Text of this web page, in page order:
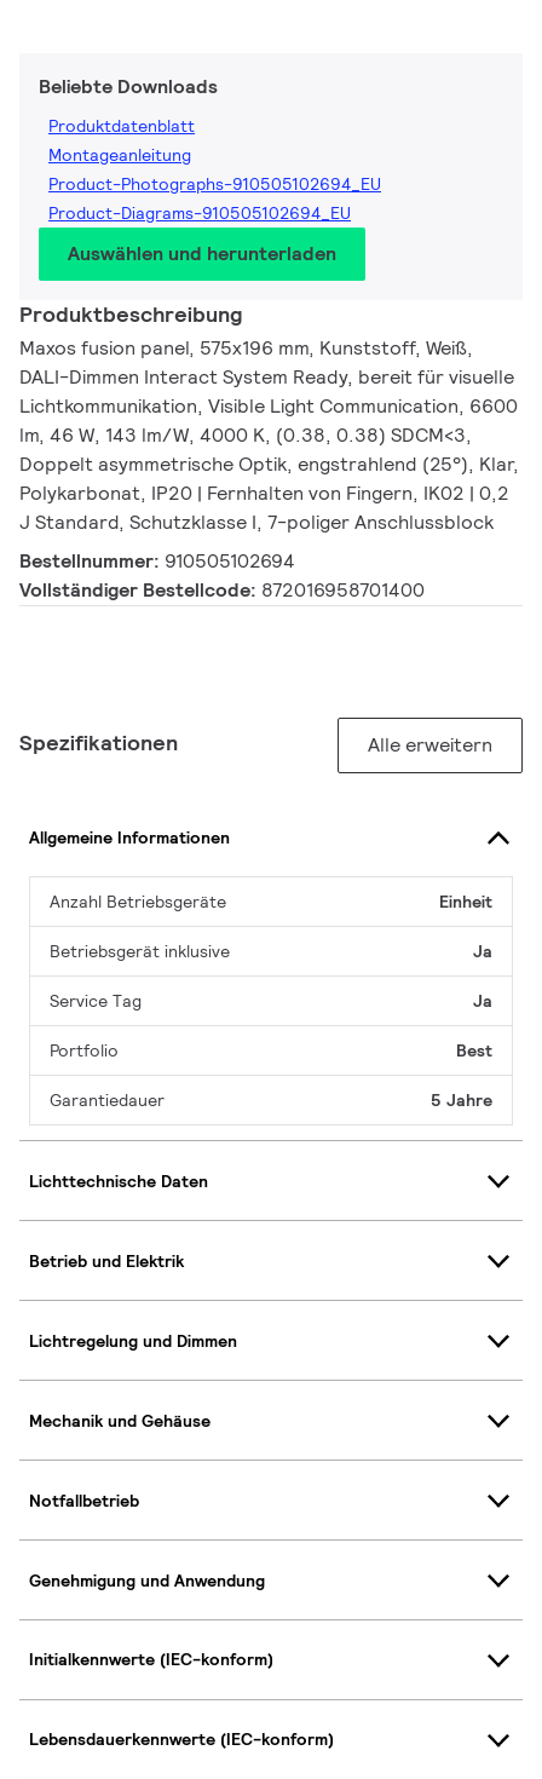
Beliebte Downloads
Produktdatenblatt
Montageanleitung
Product-Photographs-910505102694_EU
Product-Diagrams-910505102694_EU
Auswählen und herunterladen
Produktbeschreibung
Maxos fusion panel, 575x196 mm, Kunststoff, Weiß,
DALI-Dimmen Interact System Ready, bereit für visuelle
Lichtkommunikation, Visible Light Communication, 6600
lm, 46 W, 143 lm/W, 4000 K, (0.38, 0.38) SDCM<3,
Doppelt asymmetrische Optik, engstrahlend (25°), Klar,
Polykarbonat, IP20 | Fernhalten von Fingern, IK02 | 0,2
J Standard, Schutzklasse I, 7-poliger Anschlussblock
Bestellnummer: 910505102694
Vollständiger Bestellcode: 872016958701400
Spezifikationen Alle erweitern
Allgemeine Informationen
Anzahl Betriebsgeräte Einheit
Betriebsgerät inklusive Ja
Service Tag Ja
Portfolio Best
Garantiedauer 5 Jahre
Lichttechnische Daten
Betrieb und Elektrik
Lichtregelung und Dimmen
Mechanik und Gehäuse
Notfallbetrieb
Genehmigung und Anwendung
Initialkennwerte (IEC-konform)
Lebensdauerkennwerte (IEC-konform)